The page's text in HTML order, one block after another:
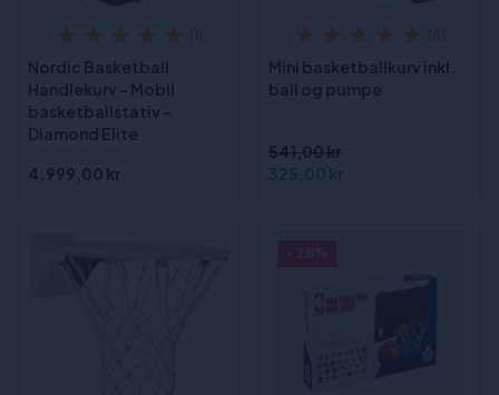
Nordic Basketball
Handlekurv – Mobil
basketballstativ –
Diamond Elite
4.999,00 kr
Mini basketballkurv inkl.
ball og pumpe
541,00 kr
325,00 kr